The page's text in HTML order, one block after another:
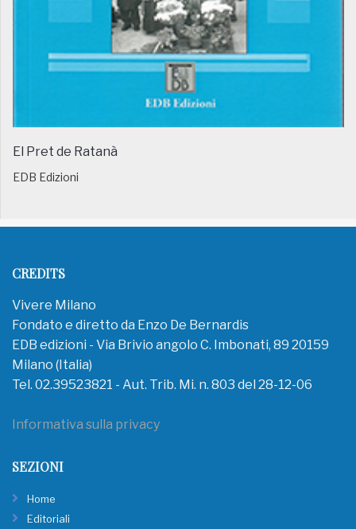
El Pret de Ratanà
EDB Edizioni
CREDITS
Vivere Milano
Fondato e diretto da Enzo De Bernardis
EDB edizioni - Via Brivio angolo C. Imbonati, 89 20159
Milano (Italia)
Tel. 02.39523821 - Aut. Trib. Mi. n. 803 del 28-12-06
Informativa sulla privacy
SEZIONI
Home
Editoriali